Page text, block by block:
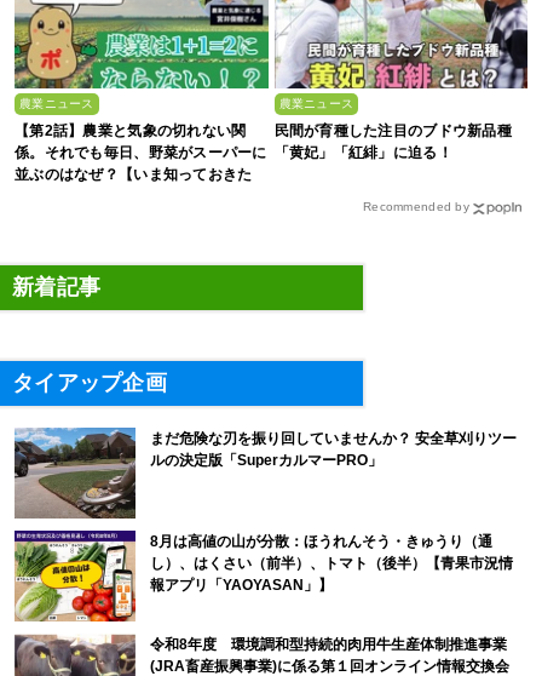
農業ニュース
【第2話】農業と気象の切れない関
係。それでも毎日、野菜がスーパーに
並ぶのはなぜ？【いま知っておきた
農業ニュース
民間が育種した注目のブドウ新品種
「黄妃」「紅緋」に迫る！
Recommended by
新着記事
タイアップ企画
まだ危険な刃を振り回していませんか？ 安全草刈りツー
ルの決定版「SuperカルマーPRO」
8月は高値の山が分散：ほうれんそう・きゅうり（通
し）、はくさい（前半）、トマト（後半）【青果市況情
報アプリ「YAOYASAN」】
令和8年度 環境調和型持続的肉用牛生産体制推進事業
(JRA畜産振興事業)に係る第１回オンライン情報交換会